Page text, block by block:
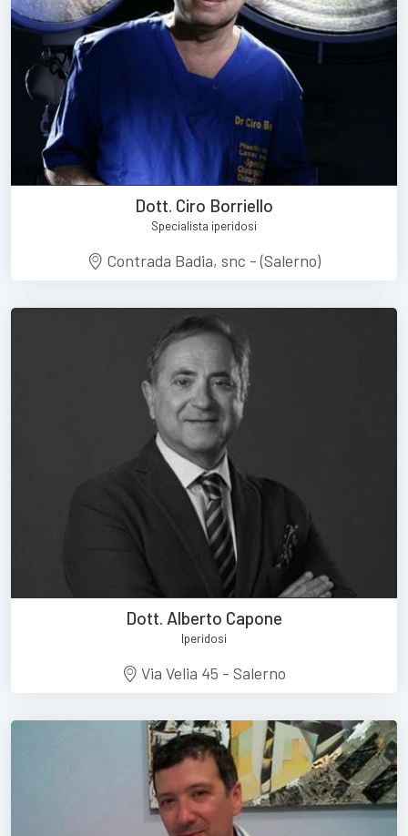
Dott. Ciro Borriello
Specialista iperidosi
Contrada Badia, snc - (Salerno)
Dott. Alberto Capone
Iperidosi
Via Velia 45 - Salerno